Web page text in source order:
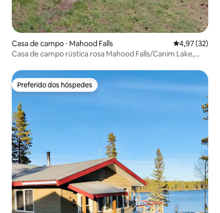
Casa de campo ⋅ Mahood Falls 4,97 de uma
4,97 (32)
Casa de campo rústica rosa Mahood Falls/Canim Lake,
Preferido dos hóspedes
Preferido dos hóspedes